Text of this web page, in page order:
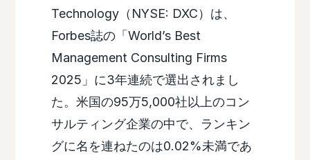
Technology（NYSE: DXC）は、
Forbes誌の「World’s Best
Management Consulting Firms
2025」に3年連続で選出されまし
た。米国の95万5,000社以上のコン
サルティング企業の中で、ランキン
グに名を連ねたのは0.02%未満であ